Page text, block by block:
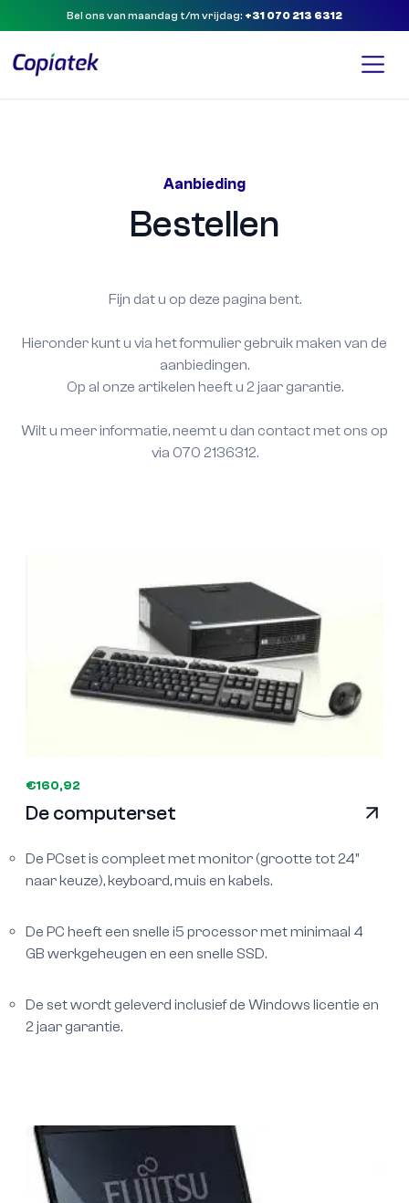
Bel ons van maandag t/m vrijdag: +31 070 213 6312
Aanbieding
Bestellen
Fijn dat u op deze pagina bent.
Hieronder kunt u via het formulier gebruik maken van de
aanbiedingen.
Op al onze artikelen heeft u 2 jaar garantie.
Wilt u meer informatie, neemt u dan contact met ons op
via 070 2136312.
€160,92
De computerset
De PCset is compleet met monitor (grootte tot 24"
naar keuze), keyboard, muis en kabels.
De PC heeft een snelle i5 processor met minimaal 4
GB werkgeheugen en een snelle SSD.
De set wordt geleverd inclusief de Windows licentie en
2 jaar garantie.